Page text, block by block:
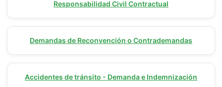
Responsabilidad Civil Contractual
Demandas de Reconvención o Contrademandas
Accidentes de tránsito - Demanda e Indemnización